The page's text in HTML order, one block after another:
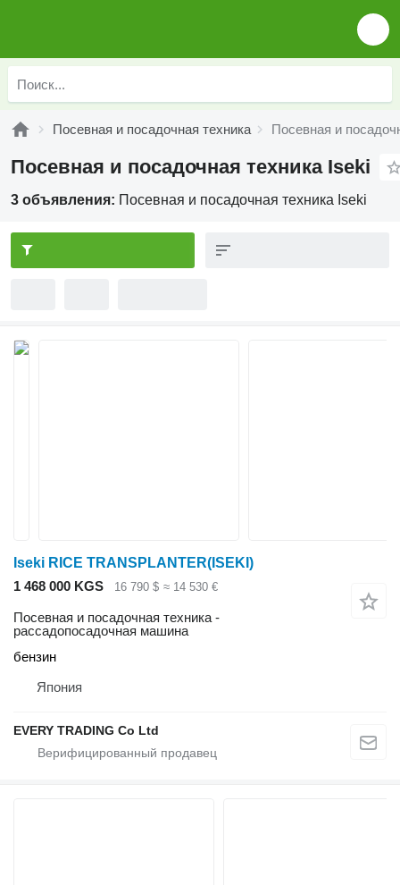
Посевная и посадочная техника Посевная и
Посевная и посадочная техника Iseki
3 объявления: Посевная и посадочная техника Iseki
Iseki RICE TRANSPLANTER(ISEKI)
1 468 000 KGS
16 790 $ ≈ 14 530 €
Посевная и посадочная техника -
рассадопосадочная машина
бензин
Япония
EVERY TRADING Co Ltd